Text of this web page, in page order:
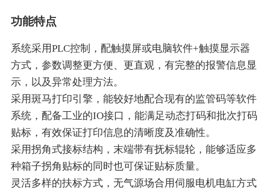
功能特点
系统采用PLC控制，配触摸屏或电脑软件+触摸显示器
方式，参数调整更方便、更直观，有完整的报警信息显
示，以及异常处理方法。
采用斑马打印引擎，能较好地配合现有的监管码等软件
系统，配备工业的IO接口，能满足动态打码和批次打码
贴标，有效保证打印信息的清晰度及准确性。
采用拐角式接标结构，末端带有抚标辊轮，能够适应多
种箱子拐角贴标的同时也可保证贴标质量。
灵活多样的扶标方式，无气源场合用伺服电机电缸方式